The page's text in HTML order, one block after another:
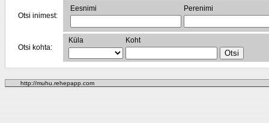
Otsi inimest:
Eesnimi Perenimi
Otsi kohta:
Küla Koht
http://muhu.rehepapp.com